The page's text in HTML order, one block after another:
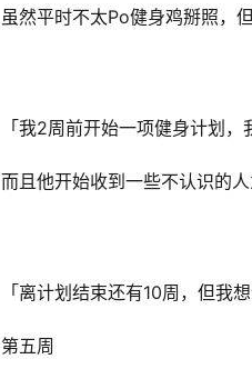
虽然平时不太Po健身鸡掰照，
「我2周前开始一项健身计划
而且他开始收到一些不认识的
「离计划结束还有10周，但我
第五周